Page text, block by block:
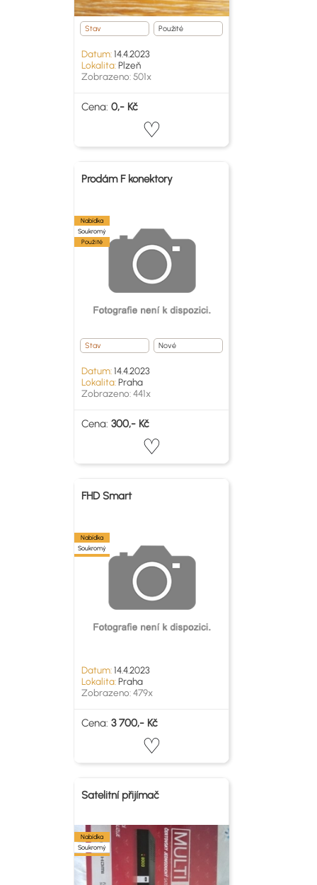
Stav Použité
Datum:14.4.2023
Lokalita:Plzeň
Zobrazeno: 501x
Cena: 0,- Kč
Prodám F konektory
Nabídka
Soukromý
Použité
Stav Nové
Datum:14.4.2023
Lokalita:Praha
Zobrazeno: 441x
Cena: 300,- Kč
FHD Smart
Nabídka
Soukromý
Datum:14.4.2023
Lokalita:Praha
Zobrazeno: 479x
Cena: 3 700,- Kč
Satelitní přijímač
Nabídka
Soukromý